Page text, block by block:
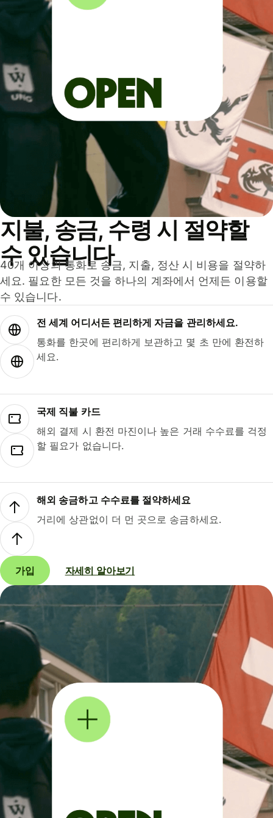
지불, 송금, 수령 시 절약할
수 있습니다
40개 이상의 통화로 송금, 지출, 정산 시 비용을 절약하
세요. 필요한 모든 것을 하나의 계좌에서 언제든 이용할
수 있습니다.
전 세계 어디서든 편리하게 자금을 관리하세요.
통화를 한곳에 편리하게 보관하고 몇 초 만에 환전하
세요.
국제 직불 카드
해외 결제 시 환전 마진이나 높은 거래 수수료를 걱정
할 필요가 없습니다.
해외 송금하고 수수료를 절약하세요
거리에 상관없이 더 먼 곳으로 송금하세요.
가입 자세히 알아보기